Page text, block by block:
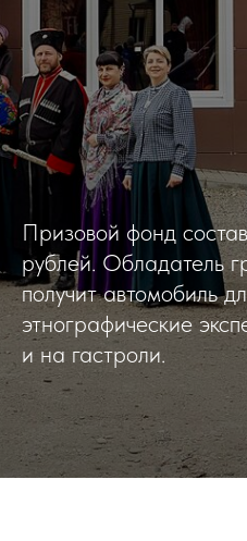
Призовой фонд
рублей. Обладатель
получит автомобиль
этнографические
и на гастроли.